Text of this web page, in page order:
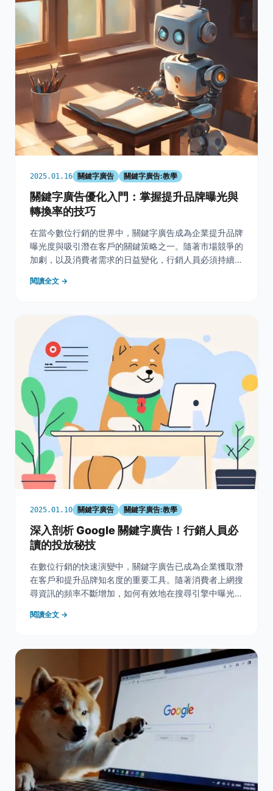
2025.01.16 關鍵字廣告 關鍵字廣告:教學
關鍵字廣告優化入門：掌握提升品牌曝光與
轉換率的技巧
在當今數位行銷的世界中，關鍵字廣告成為企業提升品牌
曝光度與吸引潛在客戶的關鍵策略之一。隨著市場競爭的
加劇，以及消費者需求的日益變化，行銷人員必須持續調
引擎上能有效擊中目標受眾。 本篇文章將深入探討關鍵
閱讀全文 →
2025.01.10 關鍵字廣告 關鍵字廣告:教學
深入剖析 Google 關鍵字廣告！行銷人員必
讀的投放秘技
在數位行銷的快速演變中，關鍵字廣告已成為企業獲取潛
在客戶和提升品牌知名度的重要工具。隨著消費者上網搜
尋資訊的頻率不斷增加，如何有效地在搜尋引擎中曝光廣
挑戰。無論是剛入行的新手，還是積極探索新策略的專業
閱讀全文 →